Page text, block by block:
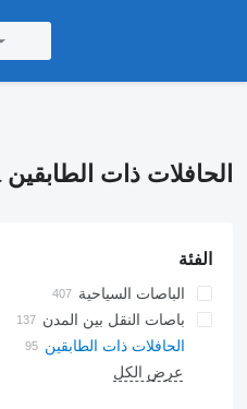
الحافلات ذات الطابقين Setra
الفئة
الباصات السياحية
باصات النقل بين المدن
الحافلات ذات الطابقين
عرض الكل